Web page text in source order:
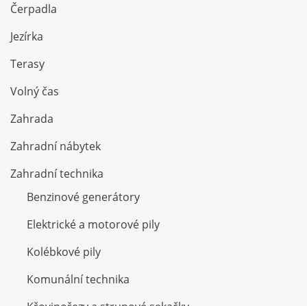
Čerpadla
Jezírka
Terasy
Volný čas
Zahrada
Zahradní nábytek
Zahradní technika
Benzinové generátory
Elektrické a motorové pily
Kolébkové pily
Komunální technika